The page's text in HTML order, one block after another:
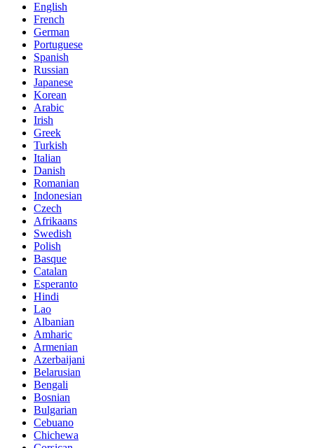
English
French
German
Portuguese
Spanish
Russian
Japanese
Korean
Arabic
Irish
Greek
Turkish
Italian
Danish
Romanian
Indonesian
Czech
Afrikaans
Swedish
Polish
Basque
Catalan
Esperanto
Hindi
Lao
Albanian
Amharic
Armenian
Azerbaijani
Belarusian
Bengali
Bosnian
Bulgarian
Cebuano
Chichewa